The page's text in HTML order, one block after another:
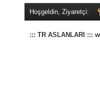
Hoşgeldin, Ziyaretçi:
::: TR ASLANLARI :::